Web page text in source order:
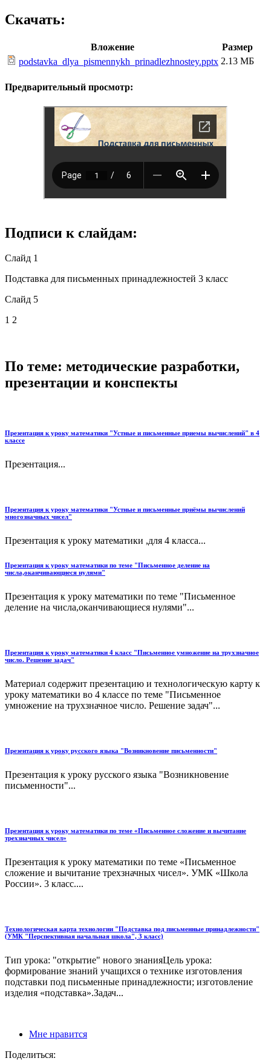
Скачать:
Вложение
Размер
podstavka_dlya_pismennykh_prinadlezhnostey.pptx 2.13 МБ
Предварительный просмотр:
Подписи к слайдам:
Слайд 1
Подставка для письменных принадлежностей 3 класс
Слайд 5
1 2
По теме: методические разработки,
презентации и конспекты
Презентация к уроку математики "Устные и письменные приемы вычислений" в 4
классе
Презентация...
Презентация к уроку математики "Устные и письменные приёмы вычислений
многозначных чисел"
Презентация к уроку математики ,для 4 класса...
Презентация к уроку математики по теме "Письменное деление на
числа,оканчивающиеся нулями"
Презентация к уроку математики по теме "Письменное
деление на числа,оканчивающиеся нулями"...
Презентация к уроку математики 4 класс "Письменное умножение на трухзначное
число. Решение задач"
Материал содержит презентацию и технологическую карту к
уроку математики во 4 классе по теме "Письменное
умножение на трухзначное число. Решение задач"...
Презентация к уроку русского языка "Возникновение письменности"
Презентация к уроку русского языка "Возникновение
письменности"...
Презентация к уроку математики по теме «Письменное сложение и вычитание
трехзначных чисел»
Презентация к уроку математики по теме «Письменное
сложение и вычитание трехзначных чисел». УМК «Школа
России». 3 класс....
Технологическая карта технологии "Подставка под письменные принадлежности"
(УМК "Перспективная начальная школа", 3 класс)
Тип урока: "открытие" нового знанияЦель урока:
формирование знаний учащихся о технике изготовления
подставки под письменные принадлежности; изготовление
изделия «подставка».Задач...
Мне нравится
Поделиться: